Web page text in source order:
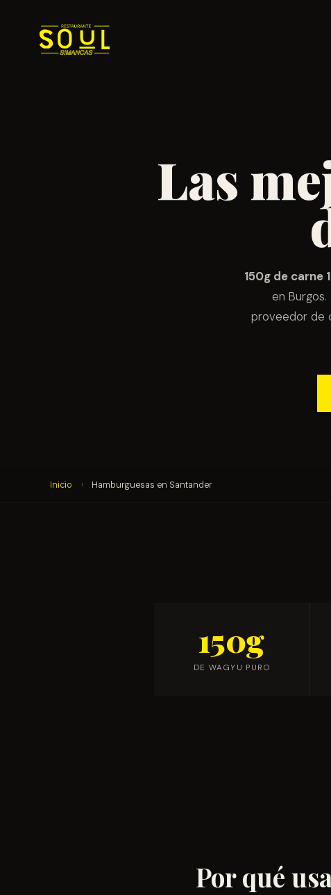
Las
150g de carne
en
proveedor de
Inicio › Hamburguesas en Santander
150g
DE WAGYU PURO
Por qué